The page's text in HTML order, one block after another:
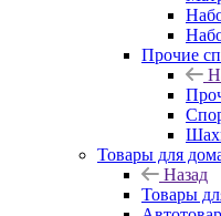
Прочие
Товары для
Назад
Товары